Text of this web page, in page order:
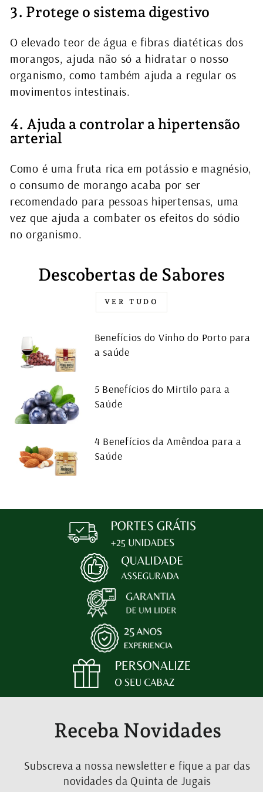
3. Protege o sistema digestivo
O elevado teor de água e fibras diatéticas dos
morangos, ajuda não só a hidratar o nosso
organismo, como também ajuda a regular os
movimentos intestinais.
4. Ajuda a controlar a hipertensão
arterial
Como é uma fruta rica em potássio e magnésio,
o consumo de morango acaba por ser
recomendado para pessoas hipertensas, uma
vez que ajuda a combater os efeitos do sódio
no organismo.
Descobertas de Sabores
VER TUDO
Benefícios do Vinho do Porto para
a saúde
5 Benefícios do Mirtilo para a
Saúde
4 Benefícios da Amêndoa para a
Saúde
Receba Novidades
Subscreva a nossa newsletter e fique a par das
novidades da Quinta de Jugais